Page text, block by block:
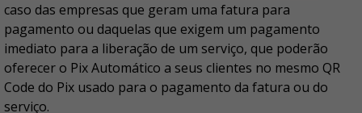
caso das empresas que geram uma fatura para
pagamento ou daquelas que exigem um pagamento
imediato para a liberação de um serviço, que poderão
oferecer o Pix Automático a seus clientes no mesmo QR
Code do Pix usado para o pagamento da fatura ou do
serviço.